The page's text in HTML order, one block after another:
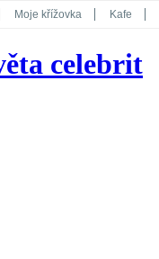
Moje křížovka Kafe
celebrit